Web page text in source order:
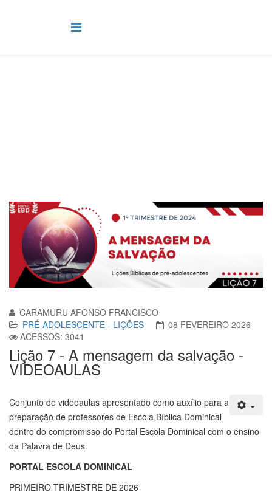
CARAMURU AFONSO FRANCISCO
PRÉ-ADOLESCENTE - LIÇÕES
08 FEVEREIRO 2026
ACESSOS: 3041
Lição 7 - A mensagem da salvação -
VIDEOAULAS
Conjunto de videoaulas apresentado como auxílio para a
preparação de professores de Escola Bíblica Dominical
dentro do compromisso do Portal Escola Dominical com o ensino
da Palavra de Deus.
PORTAL ESCOLA DOMINICAL
PRIMEIRO TRIMESTRE DE 2026